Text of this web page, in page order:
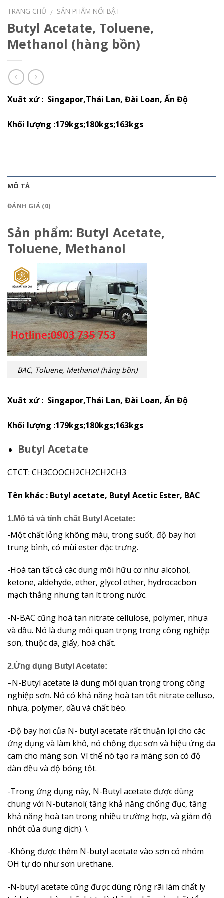
TRANG CHỦ / SẢN PHẨM NỔI BẬT
Butyl Acetate, Toluene,
Methanol (hàng bồn)
Xuất xứ : Singapor,Thái Lan, Đài Loan, Ấn Độ
Khối lượng :179kgs;180kgs;163kgs
MÔ TẢ
ĐÁNH GIÁ (0)
Sản phẩm: Butyl Acetate,
Toluene, Methanol
BAC, Toluene, Methanol (hàng bồn)
Xuất xứ : Singapor,Thái Lan, Đài Loan, Ấn Độ
Khối lượng :179kgs;180kgs;163kgs
Butyl Acetate
CTCT: CH3COOCH2CH2CH2CH3
Tên khác : Butyl acetate, Butyl Acetic Ester, BAC
1.Mô tả và tính chất Butyl Acetate:
-Một chất lỏng không màu, trong suốt, độ bay hơi
trung bình, có mùi ester đặc trưng.
-Hoà tan tất cả các dung môi hữu cơ như alcohol,
ketone, aldehyde, ether, glycol ether, hydrocacbon
mạch thẳng nhưng tan ít trong nước.
-N-BAC cũng hoà tan nitrate cellulose, polymer, nhựa
và dầu. Nó là dung môi quan trọng trong công nghiệp
sơn, thuộc da, giấy, hoá chất.
2.Ứng dụng Butyl Acetate:
–N-Butyl acetate là dung môi quan trọng trong công
nghiệp sơn. Nó có khả năng hoà tan tốt nitrate celluso,
nhựa, polymer, dầu và chất béo.
-Độ bay hơi của N- butyl acetate rất thuận lợi cho các
ứng dụng và làm khô, nó chống đục sơn và hiệu ứng da
cam cho màng sơn. Vì thế nó tạo ra màng sơn có độ
dàn đều và độ bóng tốt.
-Trong ứng dụng này, N-Butyl acetate được dùng
chung với N-butanol( tăng khả năng chống đục, tăng
khả năng hoà tan trong nhiều trường hợp, và giảm độ
nhớt của dung dịch). \
-Không được thêm N-butyl acetate vào sơn có nhóm
OH tự do như sơn urethane.
-N-butyl acetate cũng được dùng rộng rãi làm chất ly